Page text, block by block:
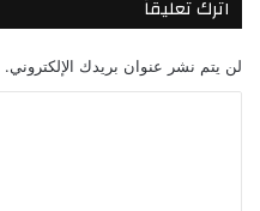
اترك تعليقاً
لن يتم نشر عنوان بريدك الإلكتروني.